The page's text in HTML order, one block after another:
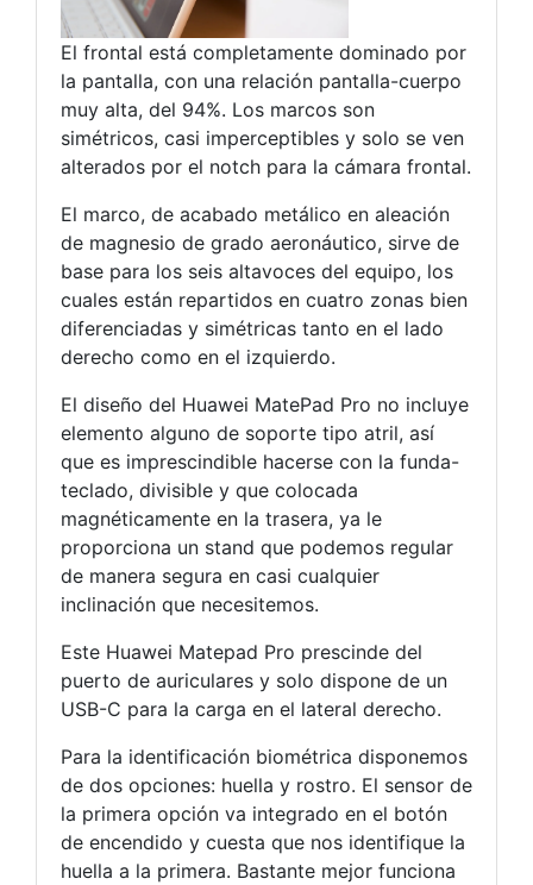
El frontal está completamente dominado por
la pantalla, con una relación pantalla-cuerpo
muy alta, del 94%. Los marcos son
simétricos, casi imperceptibles y solo se ven
alterados por el notch para la cámara frontal.
El marco, de acabado metálico en aleación
de magnesio de grado aeronáutico, sirve de
base para los seis altavoces del equipo, los
cuales están repartidos en cuatro zonas bien
diferenciadas y simétricas tanto en el lado
derecho como en el izquierdo.
El diseño del Huawei MatePad Pro no incluye
elemento alguno de soporte tipo atril, así
que es imprescindible hacerse con la funda-
teclado, divisible y que colocada
magnéticamente en la trasera, ya le
proporciona un stand que podemos regular
de manera segura en casi cualquier
inclinación que necesitemos.
Este Huawei Matepad Pro prescinde del
puerto de auriculares y solo dispone de un
USB-C para la carga en el lateral derecho.
Para la identificación biométrica disponemos
de dos opciones: huella y rostro. El sensor de
la primera opción va integrado en el botón
de encendido y cuesta que nos identifique la
huella a la primera. Bastante mejor funciona